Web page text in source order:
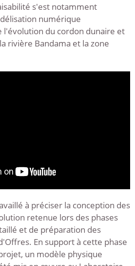
s'est notamment
numérique
l'évolution du cordon dunaire et
rivière Bandama et la zone
à préciser la conception des
retenue lors des phases
et de préparation des
En support à cette phase
un modèle physique